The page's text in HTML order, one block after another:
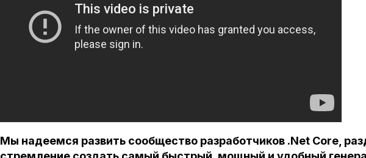
Мы надеемся развить сообщество разработчиков .Net Core,